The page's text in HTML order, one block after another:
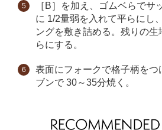
［B］を加え、ゴムベらでサ
に 1/2量弱を入れて平らにし
ングを敷き詰める。残りの
らにする。
表面にフォークで格子柄をつ
ブンで 30～35分焼く。